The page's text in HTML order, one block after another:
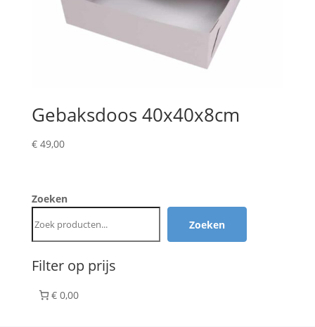
Gebaksdoos 40x40x8cm
€49,00
Zoeken
Zoeken
Filter op prijs
€ 0,00